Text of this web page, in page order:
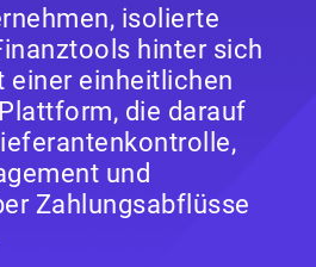
isolierte
hinter sich
einer einheitlichen
die darauf
und
Zahlungsabflüsse